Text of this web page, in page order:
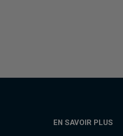
EN SAVOIR PLUS